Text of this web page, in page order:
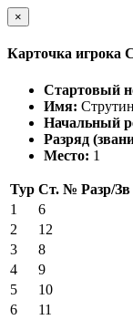
×
Карточка игрока
Стартовый
Имя:
Начальный
Разряд
Место: 1
Тур Ст. № Разр/Зв
1
6
2
12
3
8
4
9
5
10
6
11